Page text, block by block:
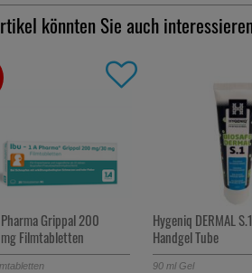
könnten Sie auch
S.1 Hygiene
Tube
DERMAL MED S.31
gratis mitbestellbar